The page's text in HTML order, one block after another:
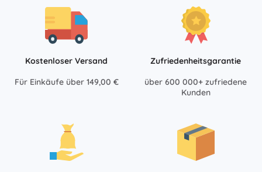
Kostenloser Versand
Für Einkäufe über 149,00 €
Zufriedenheitsgarantie
über 600 000+ zufriedene
Kunden